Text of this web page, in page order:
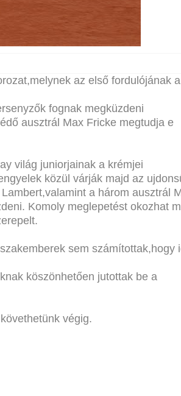
az első fordulójának a
fognak megküzdeni
ausztrál Max Fricke megtudja e
világ juniorjainak a krémjei
közül várják majd az
a három ausztrál
Komoly meglepetést okozhat
sem számítottak,hogy
köszönhetően jutottak be a
végig.